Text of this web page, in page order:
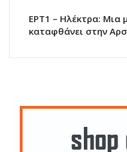
ΕΡΤ1 – Ηλέκτρα: Μια
καταφθάνει στην